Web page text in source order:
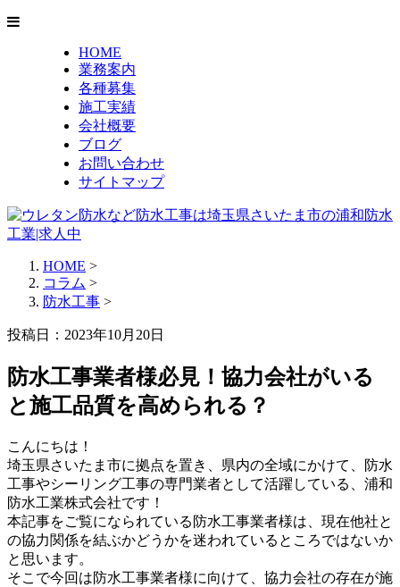
HOME
業務案内
各種募集
施工実績
会社概要
ブログ
お問い合わせ
サイトマップ
HOME >
コラム >
防水工事 >
投稿日：2023年10月20日
防水工事業者様必見！協力会社がいる
と施工品質を高められる？
こんにちは！
埼玉県さいたま市に拠点を置き、県内の全域にかけて、防水
工事やシーリング工事の専門業者として活躍している、浦和
防水工業株式会社です！
本記事をご覧になられている防水工事業者様は、現在他社と
の協力関係を結ぶかどうかを迷われているところではないか
と思います。
そこで今回は防水工事業者様に向けて、協力会社の存在が施